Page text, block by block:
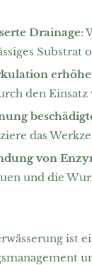
Drainage:
Substrat
den
das
von
und die
ist